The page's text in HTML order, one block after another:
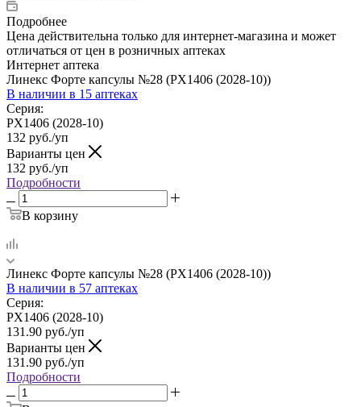
Подробнее
Цена действительна только для интернет-магазина и может
отличаться от цен в розничных аптеках
Интернет аптека
Линекс Форте капсулы №28 (PX1406 (2028-10))
В наличии в 15 аптеках
Серия:
PX1406 (2028-10)
132 руб./уп
Варианты цен
132 руб./уп
Подробности
В корзину
Линекс Форте капсулы №28 (PX1406 (2028-10))
В наличии в 57 аптеках
Серия:
PX1406 (2028-10)
131.90 руб./уп
Варианты цен
131.90 руб./уп
Подробности